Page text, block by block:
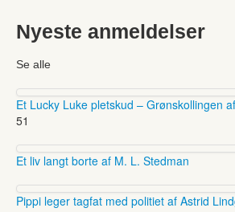
Nyeste anmeldelser
Se alle
Et Lucky Luke pletskud – Grønskollingen
51
Et liv langt borte af M. L. Stedman
Pippi leger tagfat med politiet af Astrid